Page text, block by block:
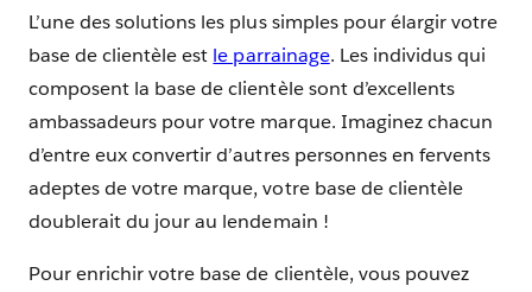
L’une des solutions les plus simples pour élargir votre
base de clientèle est le parrainage. Les individus qui
composent la base de clientèle sont d’excellents
ambassadeurs pour votre marque. Imaginez chacun
d’entre eux convertir d’autres personnes en fervents
adeptes de votre marque, votre base de clientèle
doublerait du jour au lendemain !
Pour enrichir votre base de clientèle, vous pouvez